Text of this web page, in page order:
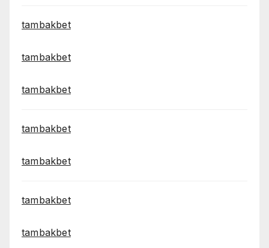
tambakbet
tambakbet
tambakbet
tambakbet
tambakbet
tambakbet
tambakbet